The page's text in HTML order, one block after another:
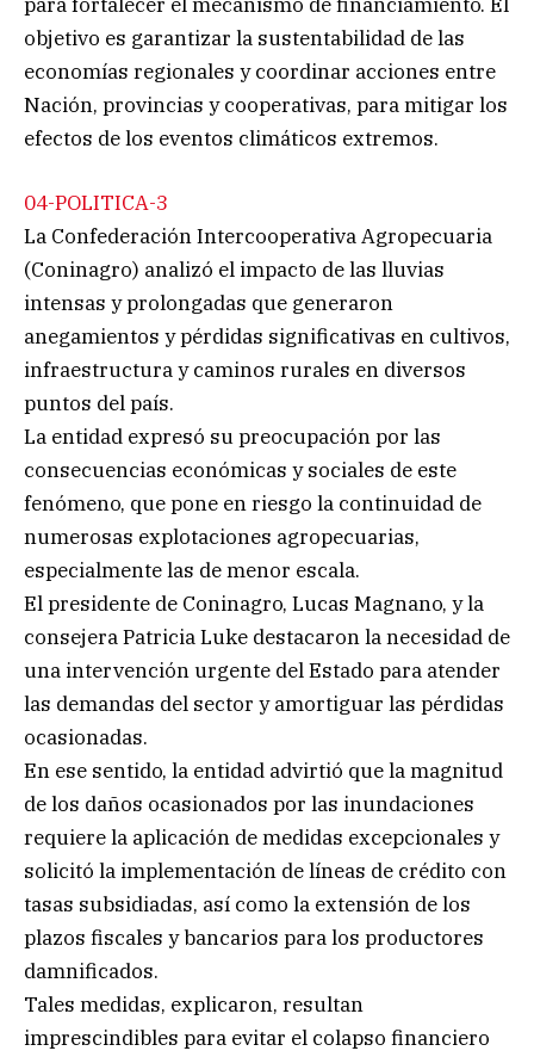
objetivo es garantizar la sustentabilidad de las
economías regionales y coordinar acciones entre
Nación, provincias y cooperativas, para mitigar los
efectos de los eventos climáticos extremos.
04-POLITICA-3
La Confederación Intercooperativa Agropecuaria
(Coninagro) analizó el impacto de las lluvias
intensas y prolongadas que generaron
anegamientos y pérdidas significativas en cultivos,
infraestructura y caminos rurales en diversos
puntos del país.
La entidad expresó su preocupación por las
consecuencias económicas y sociales de este
fenómeno, que pone en riesgo la continuidad de
numerosas explotaciones agropecuarias,
especialmente las de menor escala.
El presidente de Coninagro, Lucas Magnano, y la
consejera Patricia Luke destacaron la necesidad de
una intervención urgente del Estado para atender
las demandas del sector y amortiguar las pérdidas
ocasionadas.
En ese sentido, la entidad advirtió que la magnitud
de los daños ocasionados por las inundaciones
requiere la aplicación de medidas excepcionales y
solicitó la implementación de líneas de crédito con
tasas subsidiadas, así como la extensión de los
plazos fiscales y bancarios para los productores
damnificados.
Tales medidas, explicaron, resultan
imprescindibles para evitar el colapso financiero